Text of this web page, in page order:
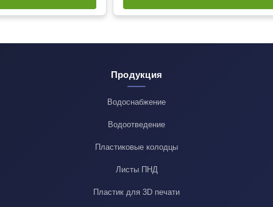
Продукция
Водоснабжение
Водоотведение
Пластиковые колодцы
Листы ПНД
Пластик для 3D печати